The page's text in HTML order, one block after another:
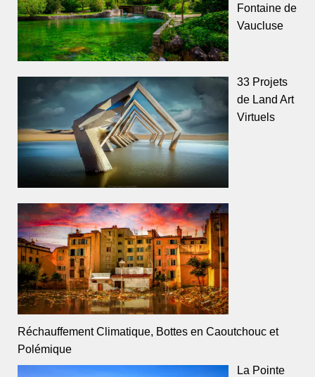
Fontaine de
Vaucluse
33 Projets
de Land Art
Virtuels
Réchauffement Climatique, Bottes en Caoutchouc et
Polémique
La Pointe